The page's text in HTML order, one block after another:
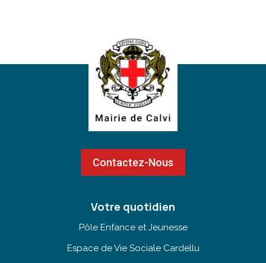
Contactez-Nous
Votre quotidien
Pôle Enfance et Jeunesse
Espace de Vie Sociale Cardellu